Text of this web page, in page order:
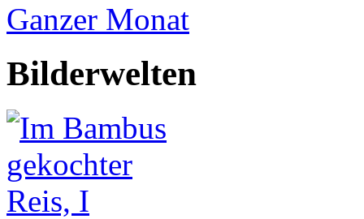
Ganzer Monat
Bilderwelten